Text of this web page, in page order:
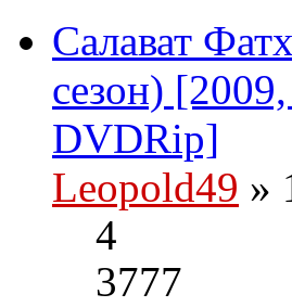
Салават
сезон)
DVDRip]
Leopold49 »
4
3777